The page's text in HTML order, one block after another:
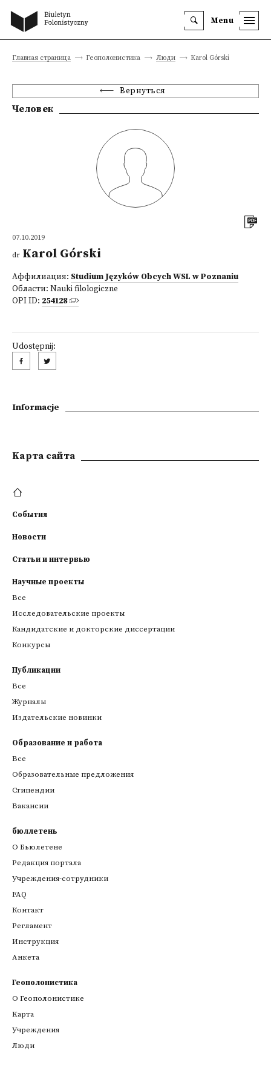
Menu
Главная страница Геополонистика Люди Karol Górski
Вернуться
Человек
07.10.2019
dr Karol Górski
Аффилиация: Studium Języków Obcych WSL w Poznaniu
Области: Nauki filologiczne
OPI ID: 254128
Udostępnij:
Informacje
Kарта сайта
События
Новости
Статьи и интервью
Научные проекты
Все
Исследовательские проекты
Кандидатские и докторские диссертации
Конкурсы
Публикации
Все
Журналы
Издательские новинки
Образование и работа
Все
Образовательные предложения
Стипендии
Вакансии
бюллетень
О Бьюлетене
Редакция портала
Учреждения-сотрудники
FAQ
Контакт
Регламент
Инструкция
Анкета
Геополонистика
О Геополонистике
Kарта
Учреждения
Люди